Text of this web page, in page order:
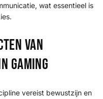
wat essentieel is
van
gaming
vereist bewustzijn en